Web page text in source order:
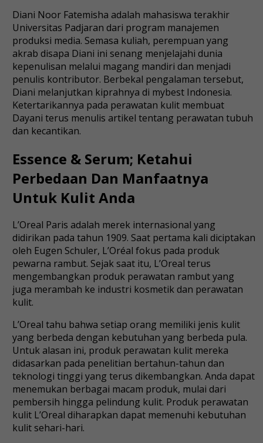
Diani Noor Fatemisha adalah mahasiswa terakhir
Universitas Padjaran dari program manajemen
produksi media. Semasa kuliah, perempuan yang
akrab disapa Diani ini senang menjelajahi dunia
kepenulisan melalui magang mandiri dan menjadi
penulis kontributor. Berbekal pengalaman tersebut,
Diani melanjutkan kiprahnya di mybest Indonesia.
Ketertarikannya pada perawatan kulit membuat
Dayani terus menulis artikel tentang perawatan tubuh
dan kecantikan.
Essence & Serum; Ketahui
Perbedaan Dan Manfaatnya
Untuk Kulit Anda
L’Oreal Paris adalah merek internasional yang
didirikan pada tahun 1909. Saat pertama kali diciptakan
oleh Eugen Schuler, L’Oréal fokus pada produk
pewarna rambut. Sejak saat itu, L’Oreal terus
mengembangkan produk perawatan rambut yang
juga merambah ke industri kosmetik dan perawatan
kulit.
L’Oreal tahu bahwa setiap orang memiliki jenis kulit
yang berbeda dengan kebutuhan yang berbeda pula.
Untuk alasan ini, produk perawatan kulit mereka
didasarkan pada penelitian bertahun-tahun dan
teknologi tinggi yang terus dikembangkan. Anda dapat
menemukan berbagai macam produk, mulai dari
pembersih hingga pelindung kulit. Produk perawatan
kulit L’Oreal diharapkan dapat memenuhi kebutuhan
kulit sehari-hari.